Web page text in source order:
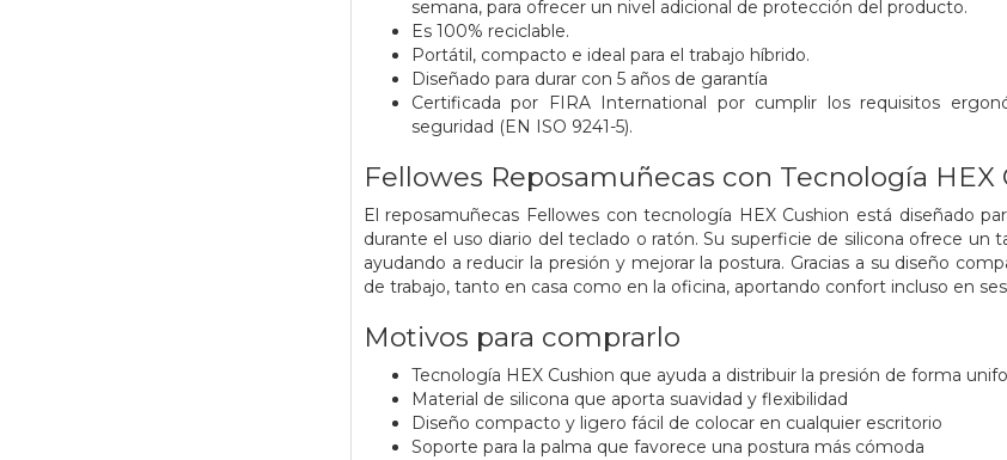
semana, para ofrecer un nivel adicional de protección del producto.
Es 100% reciclable.
Portátil, compacto e ideal para el trabajo híbrido.
Diseñado para durar con 5 años de garantía
Certificada por FIRA International por cumplir los requisitos
seguridad (EN ISO 9241-5).
Fellowes Reposamuñecas con Tecnología HEX
El reposamuñecas Fellowes con tecnología HEX Cushion está diseñado
durante el uso diario del teclado o ratón. Su superficie de silicona ofrece
ayudando a reducir la presión y mejorar la postura. Gracias a su diseño
de trabajo, tanto en casa como en la oficina, aportando confort incluso en
Motivos para comprarlo
Tecnología HEX Cushion que ayuda a distribuir la presión de forma
Material de silicona que aporta suavidad y flexibilidad
Diseño compacto y ligero fácil de colocar en cualquier escritorio
Soporte para la palma que favorece una postura más cómoda